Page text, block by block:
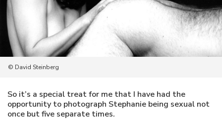
© David Steinberg
So it’s a special treat for me that I have had the
opportunity to photograph Stephanie being sexual not
once but five separate times.